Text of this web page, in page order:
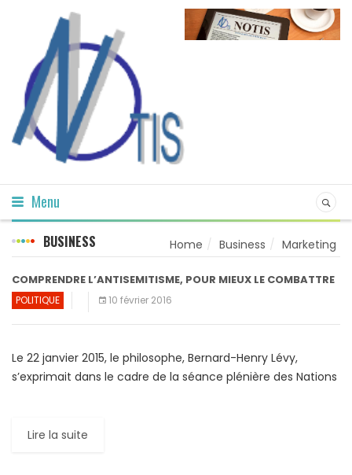
Menu
BUSINESS Home Business Marketing
COMPRENDRE L’ANTISEMITISME, POUR MIEUX LE COMBATTRE
POLITIQUE 10 février 2016
Le 22 janvier 2015, le philosophe, Bernard-Henry Lévy,
s’exprimait dans le cadre de la séance plénière des Nations
Lire la suite